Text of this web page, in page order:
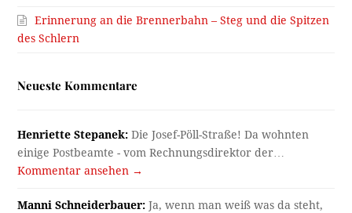
Erinnerung an die Brennerbahn – Steg und die Spitzen
des Schlern
Neueste Kommentare
Henriette Stepanek: Die Josef-Pöll-Straße! Da wohnten
einige Postbeamte - vom Rechnungsdirektor der…
Kommentar ansehen →
Manni Schneiderbauer: Ja, wenn man weiß was da steht,